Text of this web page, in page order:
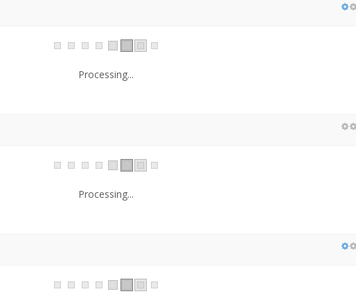
Processing...
Processing...